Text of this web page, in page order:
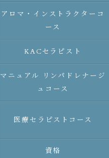
アロマ・インストラクターコ
ース
KACセラピスト
マニュアル リンパドレナージ
ュコース
医療セラピストコース
資格